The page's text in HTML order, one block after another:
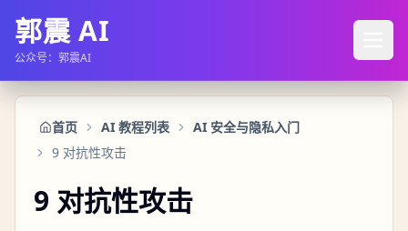
郭震 AI
公众号：郭震AI
首页 AI 教程列表
AI 安全与隐私入门
9 对抗性攻击
9 对抗性攻击